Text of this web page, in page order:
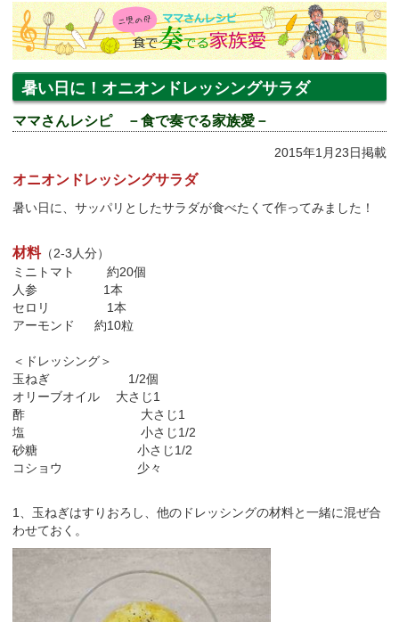
暑い日に！オニオンドレッシングサラダ
ママさんレシピ －食で奏でる家族愛－
2015年1月23日掲載
オニオンドレッシングサラダ
暑い日に、サッパリとしたサラダが食べたくて作ってみました！
材料（2-3人分）
ミニトマト 約20個
人参 1本
セロリ 1本
アーモンド 約10粒
＜ドレッシング＞
玉ねぎ 1/2個
オリーブオイル 大さじ1
酢 大さじ1
塩 小さじ1/2
砂糖 小さじ1/2
コショウ 少々
1、玉ねぎはすりおろし、他のドレッシングの材料と一緒に混ぜ合
わせておく。